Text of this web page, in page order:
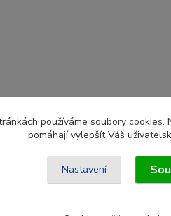
používáme soubory
pomáhají vylepšít Váš
Nastavení